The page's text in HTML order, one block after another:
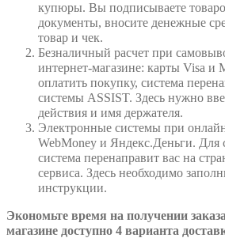
купюры. Вы подписываете
документы, вносите денежные
товар и чек.
Безналичный расчет при
интернет-магазине: карты Visa и
оплатить покупку, система
системы ASSIST. Здесь нужно
действия и имя держателя.
Электронные системы при
WebMoney и Яндекс.Деньги. Для
система перенаправит вас на
сервиса. Здесь необходимо
инструкции.
Экономьте время на получении
магазине доступно 4 варианта